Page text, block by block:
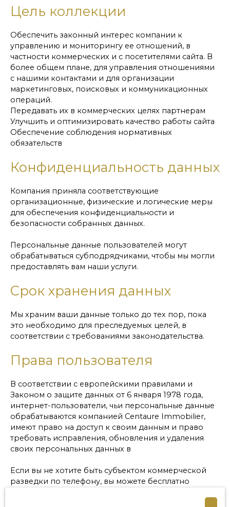
Цель коллекции
Обеспечить законный интерес компании к
управлению и мониторингу ее отношений, в
частности коммерческих и с посетителями сайта. В
более общем плане, для управления отношениями
с нашими контактами и для организации
маркетинговых, поисковых и коммуникационных
операций.
Передавать их в коммерческих целях партнерам
Улучшить и оптимизировать качество работы сайта
Обеспечение соблюдения нормативных
обязательств
Конфиденциальность данных
Компания приняла соответствующие
организационные, физические и логические меры
для обеспечения конфиденциальности и
безопасности собранных данных.
Персональные данные пользователей могут
обрабатываться субподрядчиками, чтобы мы могли
предоставлять вам наши услуги.
Срок хранения данных
Мы храним ваши данные только до тех пор, пока
это необходимо для преследуемых целей, в
соответствии с требованиями законодательства.
Права пользователя
В соответствии с европейскими правилами и
Законом о защите данных от 6 января 1978 года,
интернет-пользователи, чьи персональные данные
обрабатываются компанией Centaure Immobilier,
имеют право на доступ к своим данным и право
требовать исправления, обновления и удаления
своих персональных данных в
Если вы не хотите быть субъектом коммерческой
разведки по телефону, вы можете бесплатно